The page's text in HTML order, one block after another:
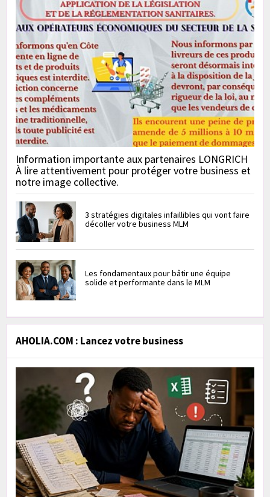
Information importante aux partenaires LONGRICH
À lire attentivement pour protéger votre business et
notre image collective.
3 stratégies digitales infaillibles qui vont faire
décoller votre business MLM
Les fondamentaux pour bâtir une équipe
solide et performante dans le MLM
AHOLIA.COM : Lancez votre business